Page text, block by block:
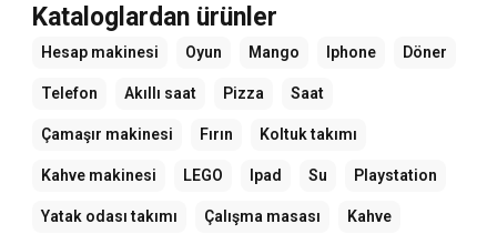
Kataloglardan ürünler
Hesap makinesi Oyun Mango Iphone Döner
Telefon Akıllı saat Pizza Saat
Çamaşır makinesi Fırın Koltuk takımı
Kahve makinesi LEGO Ipad Su Playstation
Yatak odası takımı Çalışma masası Kahve